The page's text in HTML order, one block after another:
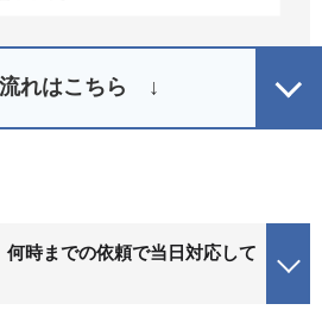
れはこちら ↓
何時までの依頼で当日対応して